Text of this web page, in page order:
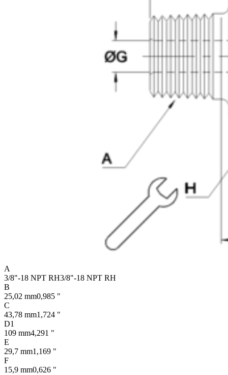
A
3/8"-18 NPT RH3/8"-18 NPT RH
B
25,02 mm0,985 "
C
43,78 mm1,724 "
D1
109 mm4,291 "
E
29,7 mm1,169 "
F
15,9 mm0,626 "